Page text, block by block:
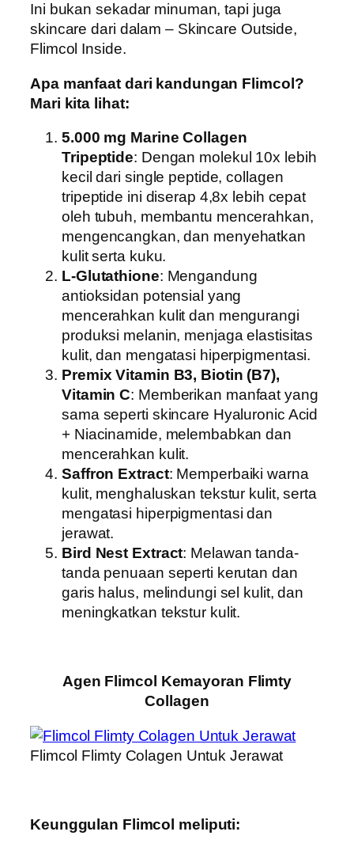
Ini bukan sekadar minuman, tapi juga
skincare dari dalam – Skincare Outside,
Flimcol Inside.
Apa manfaat dari kandungan Flimcol?
Mari kita lihat:
5.000 mg Marine Collagen
Tripeptide: Dengan molekul 10x lebih
kecil dari single peptide, collagen
tripeptide ini diserap 4,8x lebih cepat
oleh tubuh, membantu mencerahkan,
mengencangkan, dan menyehatkan
kulit serta kuku.
L-Glutathione: Mengandung
antioksidan potensial yang
mencerahkan kulit dan mengurangi
produksi melanin, menjaga elastisitas
kulit, dan mengatasi hiperpigmentasi.
Premix Vitamin B3, Biotin (B7),
Vitamin C: Memberikan manfaat yang
sama seperti skincare Hyaluronic Acid
+ Niacinamide, melembabkan dan
mencerahkan kulit.
Saffron Extract: Memperbaiki warna
kulit, menghaluskan tekstur kulit, serta
mengatasi hiperpigmentasi dan
jerawat.
Bird Nest Extract: Melawan tanda-
tanda penuaan seperti kerutan dan
garis halus, melindungi sel kulit, dan
meningkatkan tekstur kulit.
Agen Flimcol Kemayoran Flimty
Collagen
Flimcol Flimty Colagen Untuk Jerawat
Keunggulan Flimcol meliputi: